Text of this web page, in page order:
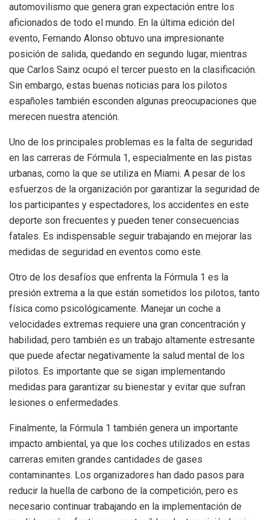
automovilismo que genera gran expectación entre los
aficionados de todo el mundo. En la última edición del
evento, Fernando Alonso obtuvo una impresionante
posición de salida, quedando en segundo lugar, mientras
que Carlos Sainz ocupó el tercer puesto en la clasificación.
Sin embargo, estas buenas noticias para los pilotos
españoles también esconden algunas preocupaciones que
merecen nuestra atención.
Uno de los principales problemas es la falta de seguridad
en las carreras de Fórmula 1, especialmente en las pistas
urbanas, como la que se utiliza en Miami. A pesar de los
esfuerzos de la organización por garantizar la seguridad de
los participantes y espectadores, los accidentes en este
deporte son frecuentes y pueden tener consecuencias
fatales. Es indispensable seguir trabajando en mejorar las
medidas de seguridad en eventos como este.
Otro de los desafíos que enfrenta la Fórmula 1 es la
presión extrema a la que están sometidos los pilotos, tanto
física como psicológicamente. Manejar un coche a
velocidades extremas requiere una gran concentración y
habilidad, pero también es un trabajo altamente estresante
que puede afectar negativamente la salud mental de los
pilotos. Es importante que se sigan implementando
medidas para garantizar su bienestar y evitar que sufran
lesiones o enfermedades.
Finalmente, la Fórmula 1 también genera un importante
impacto ambiental, ya que los coches utilizados en estas
carreras emiten grandes cantidades de gases
contaminantes. Los organizadores han dado pasos para
reducir la huella de carbono de la competición, pero es
necesario continuar trabajando en la implementación de